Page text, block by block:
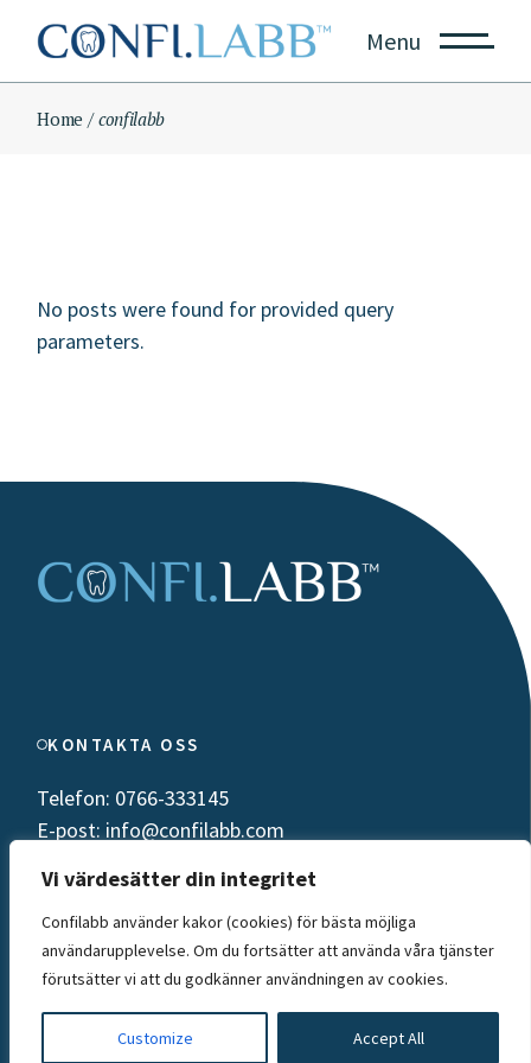
Vi värdesätter din integritet
Confilabb använder kakor (cookies) för bästa möjliga
användarupplevelse. Om du fortsätter att använda våra tjänster
förutsätter vi att du godkänner användningen av cookies.
Customize Accept All
Menu
Home confilabb
No posts were found for provided query
parameters.
KONTAKTA OSS
Telefon: 0766-333145
E-post: info@confilabb.com
Löjtnant Granlunds väg 2
28152, Hässleholm